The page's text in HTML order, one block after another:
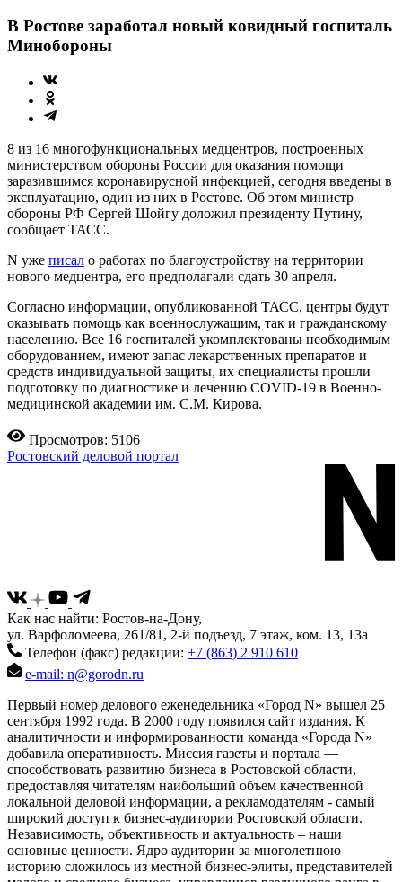
В Ростове заработал новый ковидный госпиталь
Минобороны
8 из 16 многофункциональных медцентров, построенных
министерством обороны России для оказания помощи
заразившимся коронавирусной инфекцией, сегодня введены в
эксплуатацию, один из них в Ростове. Об этом министр
обороны РФ Сергей Шойгу доложил президенту Путину,
сообщает ТАСС.
N уже писал о работах по благоустройству на территории
нового медцентра, его предполагали сдать 30 апреля.
Согласно информации, опубликованной ТАСС, центры будут
оказывать помощь как военнослужащим, так и гражданскому
населению. Все 16 госпиталей укомплектованы необходимым
оборудованием, имеют запас лекарственных препаратов и
средств индивидуальной защиты, их специалисты прошли
подготовку по диагностике и лечению COVID-19 в Военно-
медицинской академии им. С.М. Кирова.
Просмотров: 5106
Ростовский деловой портал
Как нас найти: Ростов-на-Дону,
ул. Варфоломеева, 261/81, 2-й подъезд, 7 этаж, ком. 13, 13а
Телефон (факс) редакции: +7 (863) 2 910 610
e-mail: n@gorodn.ru
Первый номер делового еженедельника «Город N» вышел 25
сентября 1992 года. В 2000 году появился сайт издания. К
аналитичности и информированности команда «Города N»
добавила оперативность. Миссия газеты и портала —
способствовать развитию бизнеса в Ростовской области,
предоставляя читателям наибольший объем качественной
локальной деловой информации, а рекламодателям - самый
широкий доступ к бизнес-аудитории Ростовской области.
Независимость, объективность и актуальность – наши
основные ценности. Ядро аудитории за многолетнюю
историю сложилось из местной бизнес-элиты, представителей